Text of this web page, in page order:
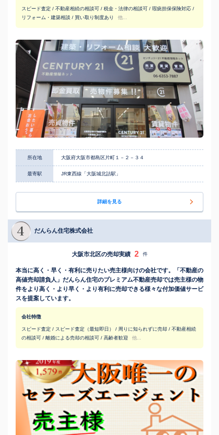
スピード査定 / 不動産相続の相談可 / 税金・法律の相談可 / 瑕疵担保保険対応 /
リフォーム・建築相談 / 買い取り制度あり
他...
所在地 大阪府大阪市都島区片町１－２－３４
最寄駅 JR東西線「大阪城北詰駅」
詳細を見る
だんらん住宅株式会社
大阪市北区の売却実績 2 件
本当に高く・早く・有利に売りたい売主様向けの会社です。「不動産の
高値売却請負人」だんらん住宅のプレミアム不動産売却では売主様の物
件をより高く・より早く・より有利に売却できる様々な付加価値サービ
スを提案しています。
会社特徴
スピード査定 / スピード査定（最短即日） / 周りに知られずに売却 / 不動産相続
の相談可 / 離婚による売却の相談可 / 高齢者歓迎
他...